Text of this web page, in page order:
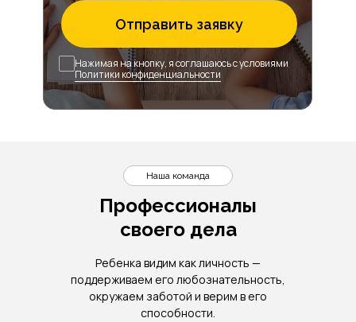
Отправить заявку
Нажимая на кнопку, я соглашаюсь с условиями
Политики конфиденциальности
Профессионалы
своего дела
Наша команда
Ребенка видим как личность —
поддерживаем его любознательность,
окружаем заботой и верим в его
способности.